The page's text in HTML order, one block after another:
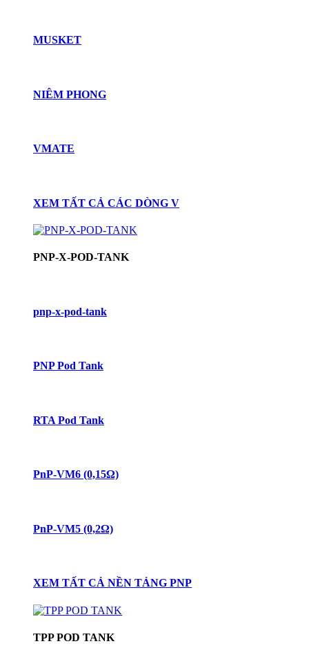
MUSKET
NIÊM PHONG
VMATE
XEM TẤT CẢ CÁC DÒNG V
PNP-X-POD-TANK
pnp-x-pod-tank
PNP Pod Tank
RTA Pod Tank
PnP-VM6 (0,15Ω)
PnP-VM5 (0,2Ω)
XEM TẤT CẢ NỀN TẢNG PNP
TPP POD TANK